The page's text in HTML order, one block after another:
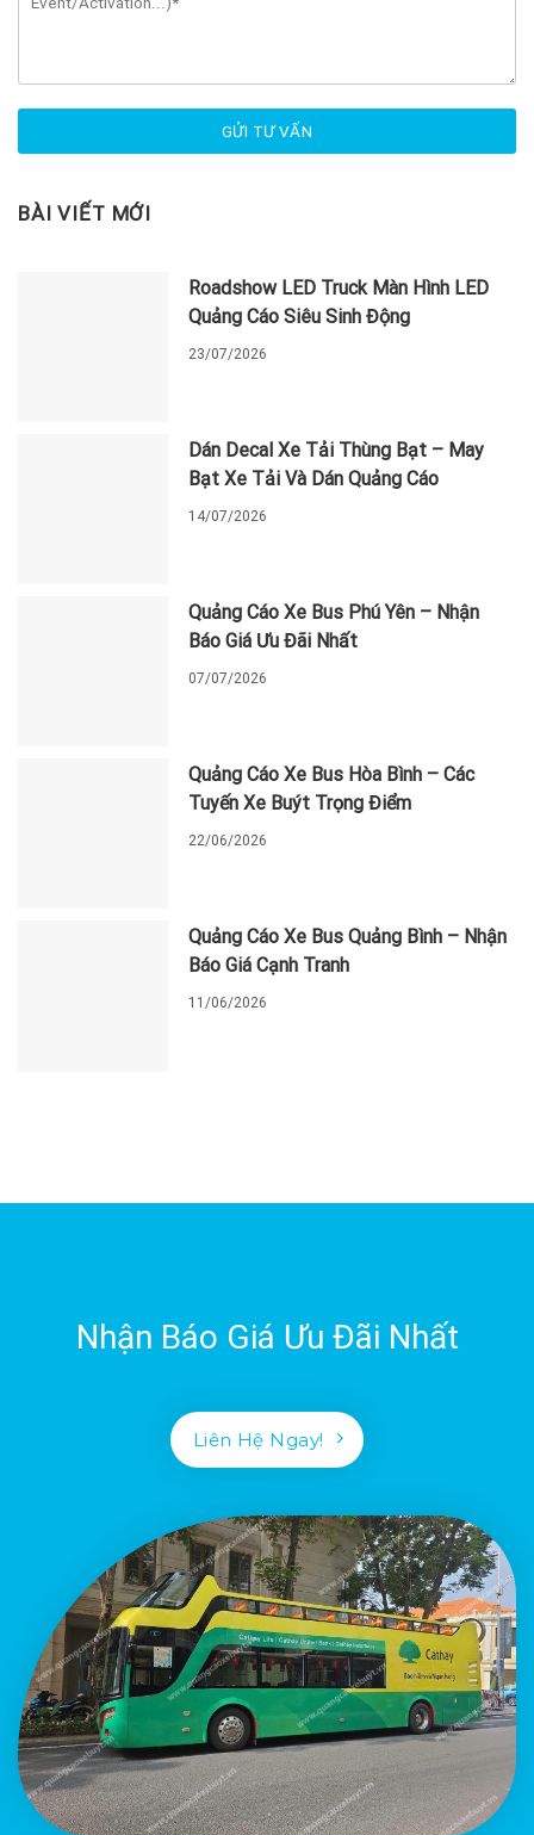
BÀI VIẾT MỚI
Roadshow LED Truck Màn Hình LED
Quảng Cáo Siêu Sinh Động
23/07/2026
Dán Decal Xe Tải Thùng Bạt – May
Bạt Xe Tải Và Dán Quảng Cáo
14/07/2026
Quảng Cáo Xe Bus Phú Yên – Nhận
Báo Giá Ưu Đãi Nhất
07/07/2026
Quảng Cáo Xe Bus Hòa Bình – Các
Tuyến Xe Buýt Trọng Điểm
22/06/2026
Quảng Cáo Xe Bus Quảng Bình – Nhận
Báo Giá Cạnh Tranh
11/06/2026
Nhận Báo Giá Ưu Đãi Nhất
Liên Hệ Ngay!